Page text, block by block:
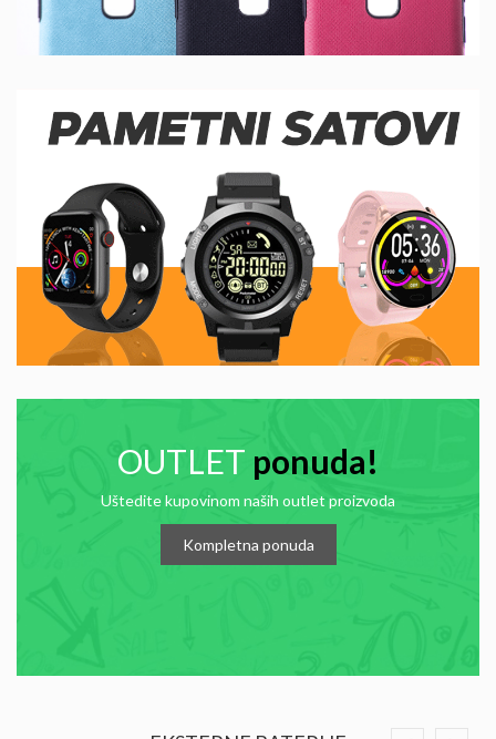
PAMETNI SATOVI
DETALJNIJE
OUTLET ponuda!
Uštedite kupovinom naših outlet proizvoda
Kompletna ponuda